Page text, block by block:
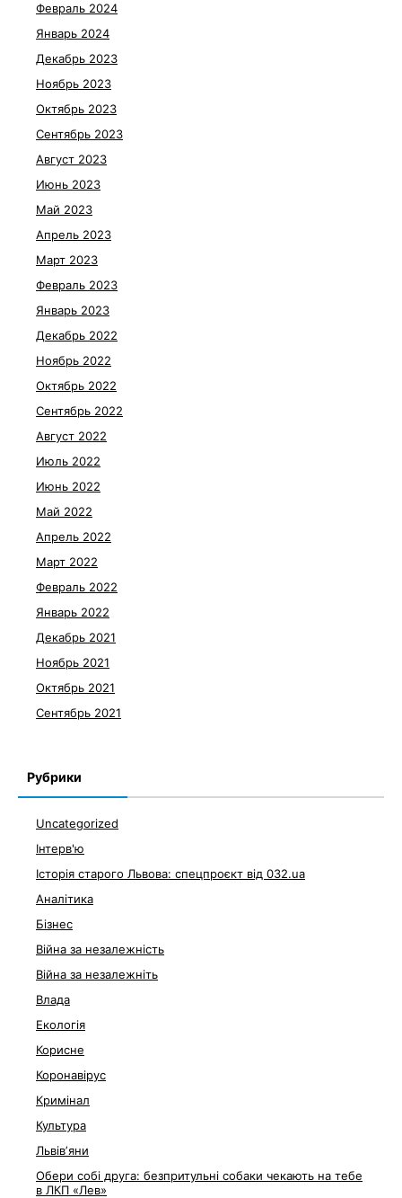
Февраль 2024
Январь 2024
Декабрь 2023
Ноябрь 2023
Октябрь 2023
Сентябрь 2023
Август 2023
Июнь 2023
Май 2023
Апрель 2023
Март 2023
Февраль 2023
Январь 2023
Декабрь 2022
Ноябрь 2022
Октябрь 2022
Сентябрь 2022
Август 2022
Июль 2022
Июнь 2022
Май 2022
Апрель 2022
Март 2022
Февраль 2022
Январь 2022
Декабрь 2021
Ноябрь 2021
Октябрь 2021
Сентябрь 2021
Рубрики
Uncategorized
Інтерв'ю
Історія старого Львова: спецпроєкт від 032.ua
Аналітика
Бізнес
Війна за незалежність
Війна за незалежніть
Влада
Екологія
Корисне
Коронавірус
Кримінал
Культура
Львівʼяни
Обери собі друга: безпритульні собаки чекають на тебе
в ЛКП «Лев»